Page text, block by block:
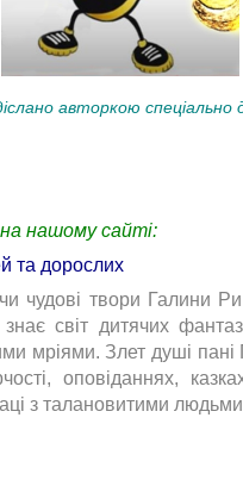
авторкою спеціально
нашому сайті:
та дорослих
чудові твори Галини
світ дитячих
мріями. Злет душі
оповіданнях,
з талановитими